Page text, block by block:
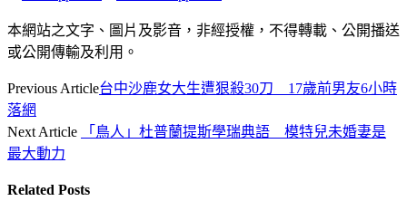
本網站之文字、圖片及影音，非經授權，不得轉載、公開播送
或公開傳輸及利用。
Previous Article台中沙鹿女大生遭狠殺30刀 17歲前男友6小時
落網
Next Article
「鳥人」杜普蘭提斯學瑞典語 模特兒未婚妻是
最大動力
Related Posts